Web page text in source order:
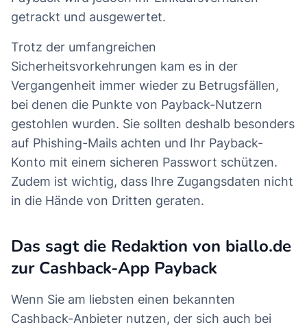
getrackt und ausgewertet.
Trotz der umfangreichen
Sicherheitsvorkehrungen kam es in der
Vergangenheit immer wieder zu Betrugsfällen,
bei denen die Punkte von Payback-Nutzern
gestohlen wurden. Sie sollten deshalb besonders
auf Phishing-Mails achten und Ihr Payback-
Konto mit einem sicheren Passwort schützen.
Zudem ist wichtig, dass Ihre Zugangsdaten nicht
in die Hände von Dritten geraten.
Das sagt die Redaktion von biallo.de
zur Cashback-App Payback
Wenn Sie am liebsten einen bekannten
Cashback-Anbieter nutzen, der sich auch bei